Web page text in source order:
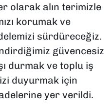
olarak alın terimizle
korumak ve
sürdüreceğiz.
güvencesiz
durmak ve toplu iş
duyurmak için
yer verildi.